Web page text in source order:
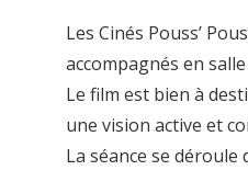
Les Cinés Pouss’
accompagnés en
Le film est bien à
une vision active et
La séance se déroule